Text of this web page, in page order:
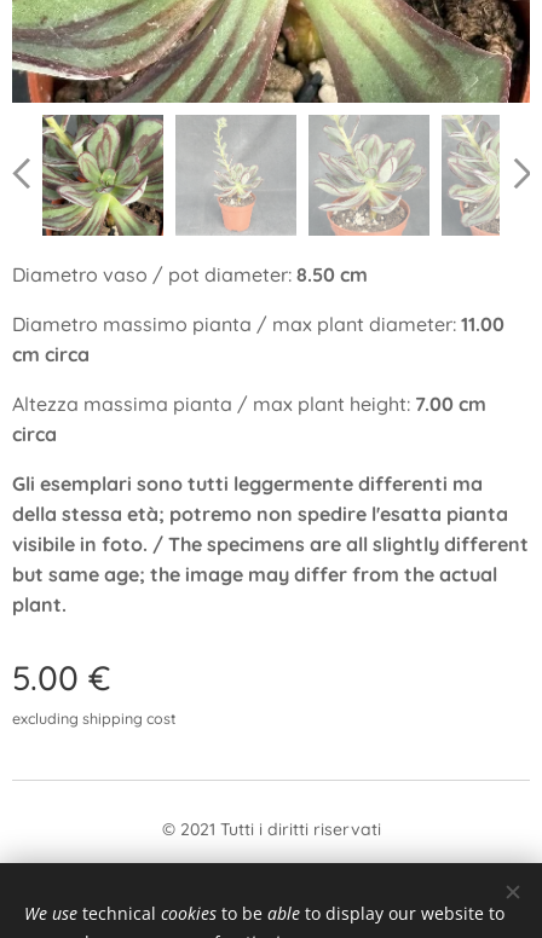
Diametro vaso / pot diameter: 8.50 cm
Diametro massimo pianta / max plant diameter: 11.00
cm circa
Altezza massima pianta / max plant height: 7.00 cm
circa
Gli esemplari sono tutti leggermente differenti ma
della stessa età; potremo non spedire l'esatta pianta
visibile in foto. / The specimens are all slightly different
but same age; the image may differ from the actual
plant.
5.00 €
excluding shipping cost
© 2021 Tutti i diritti riservati
We use technical cookies to be able to display our website to